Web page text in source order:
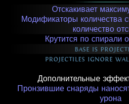
Отскакивает
Модификаторы количества
количество
Крутится по спирали
base is
projectiles ignore
Дополнительные
Пронзившие снаряды
урона